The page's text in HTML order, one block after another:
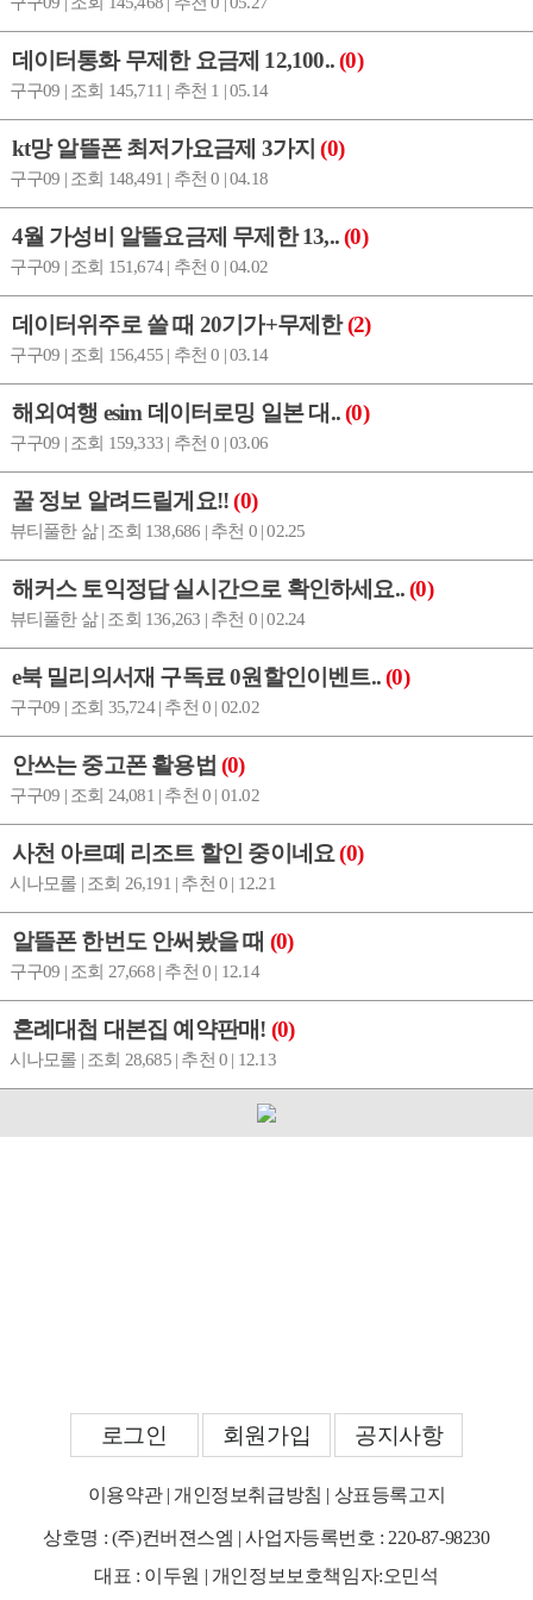
데이터통화 무제한 요금제 12,100..(0)
구구09 | 조회 145,711 | 추천 1 | 05.14
kt망 알뜰폰 최저가요금제 3가지(0)
구구09 | 조회 148,491 | 추천 0 | 04.18
4월 가성비 알뜰요금제 무제한 13,..(0)
구구09 | 조회 151,674 | 추천 0 | 04.02
데이터위주로 쓸 때 20기가+무제한(2)
구구09 | 조회 156,455 | 추천 0 | 03.14
해외여행 esim 데이터로밍 일본 대..(0)
구구09 | 조회 159,333 | 추천 0 | 03.06
꿀 정보 알려드릴게요!!(0)
뷰티풀한 삶 | 조회 138,686 | 추천 0 | 02.25
해커스 토익정답 실시간으로 확인하세요..(0)
뷰티풀한 삶 | 조회 136,263 | 추천 0 | 02.24
e북 밀리의서재 구독료 0원할인이벤트..(0)
구구09 | 조회 35,724 | 추천 0 | 02.02
안쓰는 중고폰 활용법 (0)
구구09 | 조회 24,081 | 추천 0 | 01.02
사천 아르떼 리조트 할인 중이네요(0)
시나모롤 | 조회 26,191 | 추천 0 | 12.21
알뜰폰 한번도 안써봤을 때 (0)
구구09 | 조회 27,668 | 추천 0 | 12.14
혼례대첩 대본집 예약판매! (0)
시나모롤 | 조회 28,685 | 추천 0 | 12.13
로그인 회원가입 공지사항
이용약관| 개인정보취급방침 | 상표등록고지
상호명 : (주)컨버젼스엠 | 사업자등록번호 : 220-87-98230
대표 : 이두원 | 개인정보보호책임자:오민석